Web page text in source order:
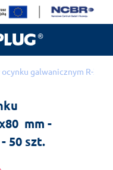
galwanicznym R-
mm -
50 szt.